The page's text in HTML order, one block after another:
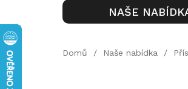
NAŠE
Domů / Naše nabídka /